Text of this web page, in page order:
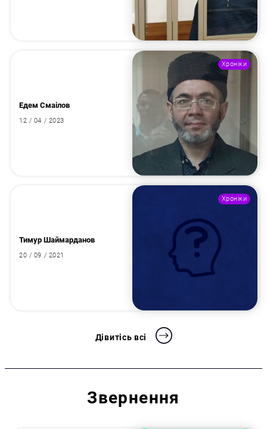
Хроніки
Едем Смаілов
12 / 04 / 2023
Хроніки
Тимур Шаймарданов
20 / 09 / 2021
Дівитісь всі
Звернення